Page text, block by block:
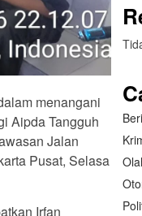
menangani
Aipda Tangguh
Jalan
Pusat, Selasa
Irfan